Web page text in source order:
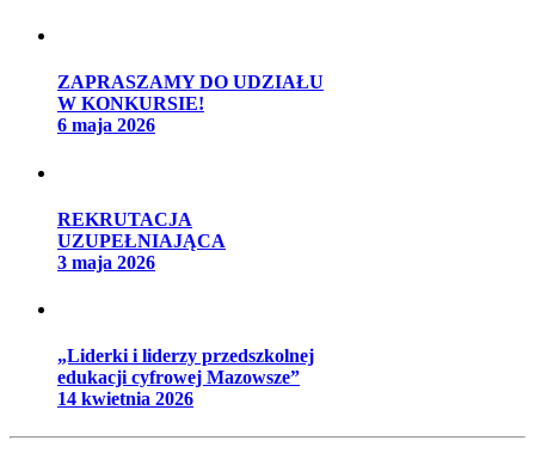
ZAPRASZAMY DO UDZIAŁU
W KONKURSIE!
6 maja 2026
REKRUTACJA
UZUPEŁNIAJĄCA
3 maja 2026
„Liderki i liderzy przedszkolnej
edukacji cyfrowej Mazowsze”
14 kwietnia 2026